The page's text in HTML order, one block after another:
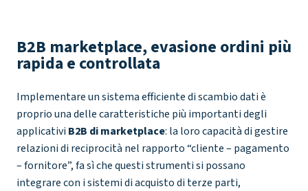
B2B marketplace, evasione ordini più
rapida e controllata
Implementare un sistema efficiente di scambio dati è
proprio una delle caratteristiche più importanti degli
applicativi B2B di marketplace: la loro capacità di gestire
relazioni di reciprocità nel rapporto “cliente – pagamento
– fornitore”, fa sì che questi strumenti si possano
integrare con i sistemi di acquisto di terze parti,